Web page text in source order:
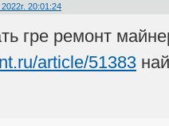
20:01:24
гре ремонт
article/51383